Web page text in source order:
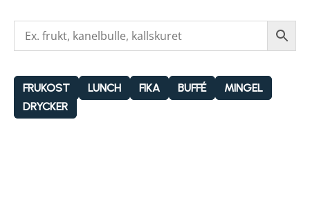
FRUKOST LUNCH FIKA BUFFÉ
MINGEL
DRYCKER